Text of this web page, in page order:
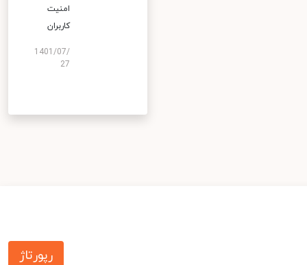
امنیت
کاربران
1401/07/
27
رپورتاژ